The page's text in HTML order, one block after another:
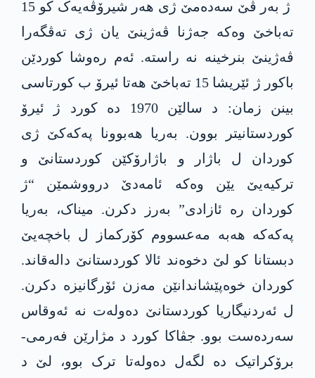
ژ بەر ڤێ سەدەمێ ژی ھەر شیرۆڤەیەک کو 15
تەباخێ وەکە جەژنا ڤەژینێ یان ژی تەڤگەرا
ڤەژینێ بنرخینە نە راستە. ئەم رەوشا کوردێن
باکور ژ ئێریشا 15 تەباخێ ھەتا ئیرۆ ب کورتاسی
بینن زمان: د سالێن 1970 دە کورد ژ ئیرۆ
کوردستانیتر بوون. بەریا ھەبوونا پەکەکێ ژی
کوردان ل باژار و باژارۆکێن کوردستانێ و
ترکیەیێ یێن وەکە ئامەدێ درووشمێن “ژ
کوردان رە ئازادی” بەرز دکرن. میناک، بەریا
پەکەکە ھەبە مەعسووم کۆرکماز ل باخچەیێ
دبستانا کو لێ دخوەند ئالا کوردستانێ دالەقاند.
کوردان خوەپێشاندانێن مەزن ئۆرگانیزە دکرن.
ل ئەردنیگاریا کوردستانێ دەولەت نە ئەوقاس
سەردەست بوو. جڤاکا کورد د مژارێن فەرمی-
برۆکراتیک دە لگەل دەولەتا ترک بوو، لێ د